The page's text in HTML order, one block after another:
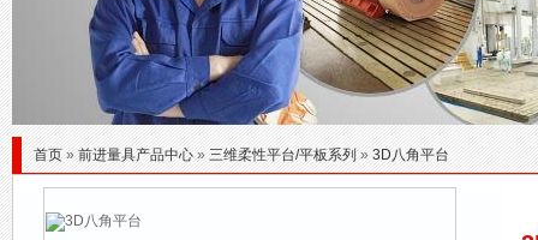
首页»前进量具产品中心»三维柔性平台/平板系列 » 3D八角平台